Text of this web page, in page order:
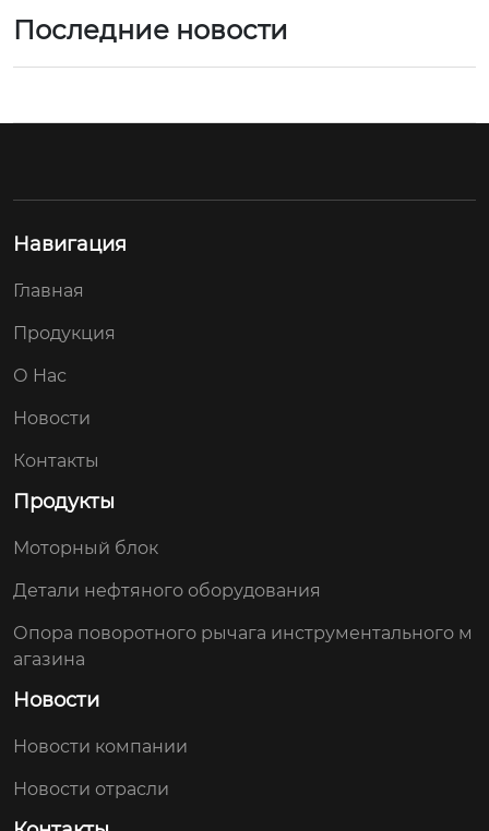
Последние новости
Навигация
Главная
Продукция
О Hас
Новости
Контакты
Продукты
Моторный блок
Детали нефтяного оборудования
Опора поворотного рычага инструментального м
агазина
Новости
Новости компании
Новости отрасли